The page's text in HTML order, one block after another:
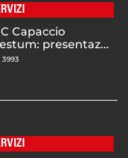
Capaccio
presentaz...
3993